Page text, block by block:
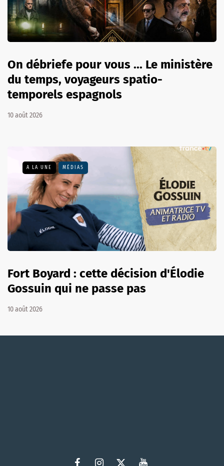
On débriefe pour vous ... Le ministère
du temps, voyageurs spatio-
temporels espagnols
10 août 2026
A LA UNE MÉDIAS
Fort Boyard : cette décision d'Élodie
Gossuin qui ne passe pas
10 août 2026